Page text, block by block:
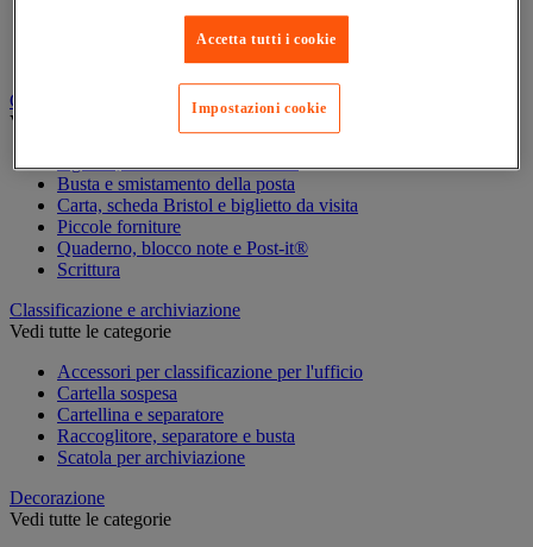
Fotocamera, videocamera e binocolo
Insonorizzazione e registrazione professionali
Strumenti per proiezione e videoproiezione
Cancelleria e forniture per ufficio
Vedi tutte le categorie
Busta e smistamento della posta
Carta, scheda Bristol e biglietto da visita
Piccole forniture
Quaderno, blocco note e Post-it®
Scrittura
Classificazione e archiviazione
Vedi tutte le categorie
Accessori per classificazione per l'ufficio
Cartella sospesa
Cartellina e separatore
Raccoglitore, separatore e busta
Scatola per archiviazione
Decorazione
Vedi tutte le categorie
Accetta tutti i cookie
Impostazioni cookie